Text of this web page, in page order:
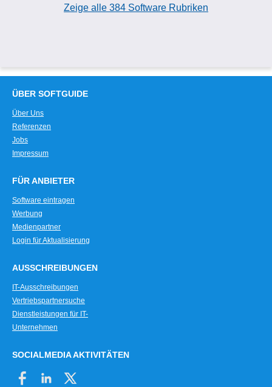
Zeige alle 384 Software Rubriken
ÜBER SOFTGUIDE
Über Uns
Referenzen
Jobs
Impressum
FÜR ANBIETER
Software eintragen
Werbung
Medienpartner
Login für Aktualisierung
AUSSCHREIBUNGEN
IT-Ausschreibungen
Vertriebspartnersuche
Dienstleistungen für IT-
Unternehmen
SOCIALMEDIA AKTIVITÄTEN